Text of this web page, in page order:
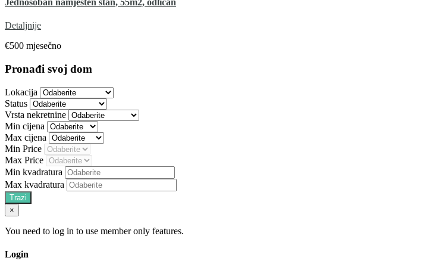
Jednosoban namješten stan, 55m2, odličan
Detaljnije
€500 mjesečno
Pronađi svoj dom
Lokacija
Status
Vrsta nekretnine
Min cijena
Max cijena
Min Price
Max Price
Min kvadratura
Max kvadratura
×
You need to log in to use member only features.
Login